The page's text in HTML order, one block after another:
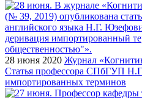
28 июня 2020 Журнал
Статья профессора СПбГУП
импортированных терминов